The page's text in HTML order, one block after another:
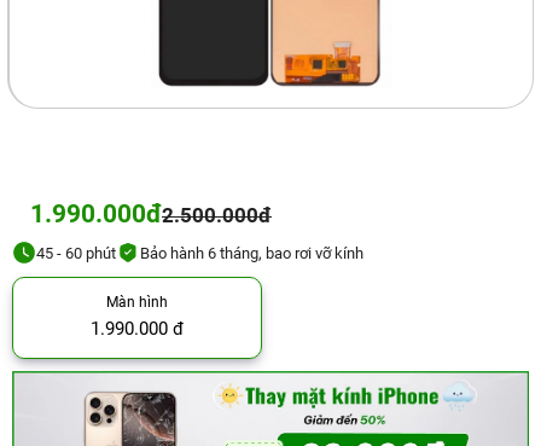
1.990.000đ2.500.000đ
45 - 60 phút Bảo hành 6 tháng, bao rơi vỡ kính
Màn hình
1.990.000 đ